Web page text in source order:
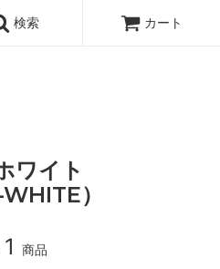
検索 カート
ワイト
WHITE）
1 商品